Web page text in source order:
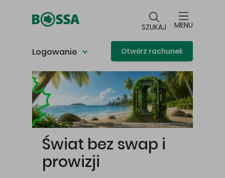
SZUKAJ MENU
Logowanie Otwórz rachunek
Główna treść
Świat bez swap i
prowizji